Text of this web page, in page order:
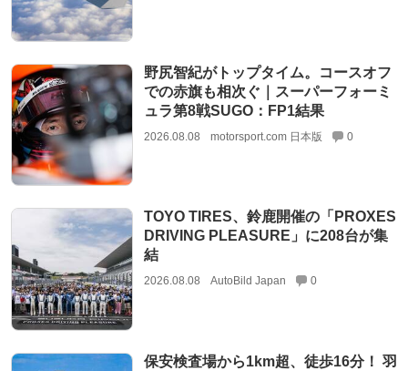
野尻智紀がトップタイム。コースオフ
での赤旗も相次ぐ｜スーパーフォーミ
ュラ第8戦SUGO：FP1結果
2026.08.08 motorsport.com 日本版 0
TOYO TIRES、鈴鹿開催の「PROXES
DRIVING PLEASURE」に208台が集
結
2026.08.08 AutoBild Japan 0
保安検査場から1km超、徒歩16分！ 羽